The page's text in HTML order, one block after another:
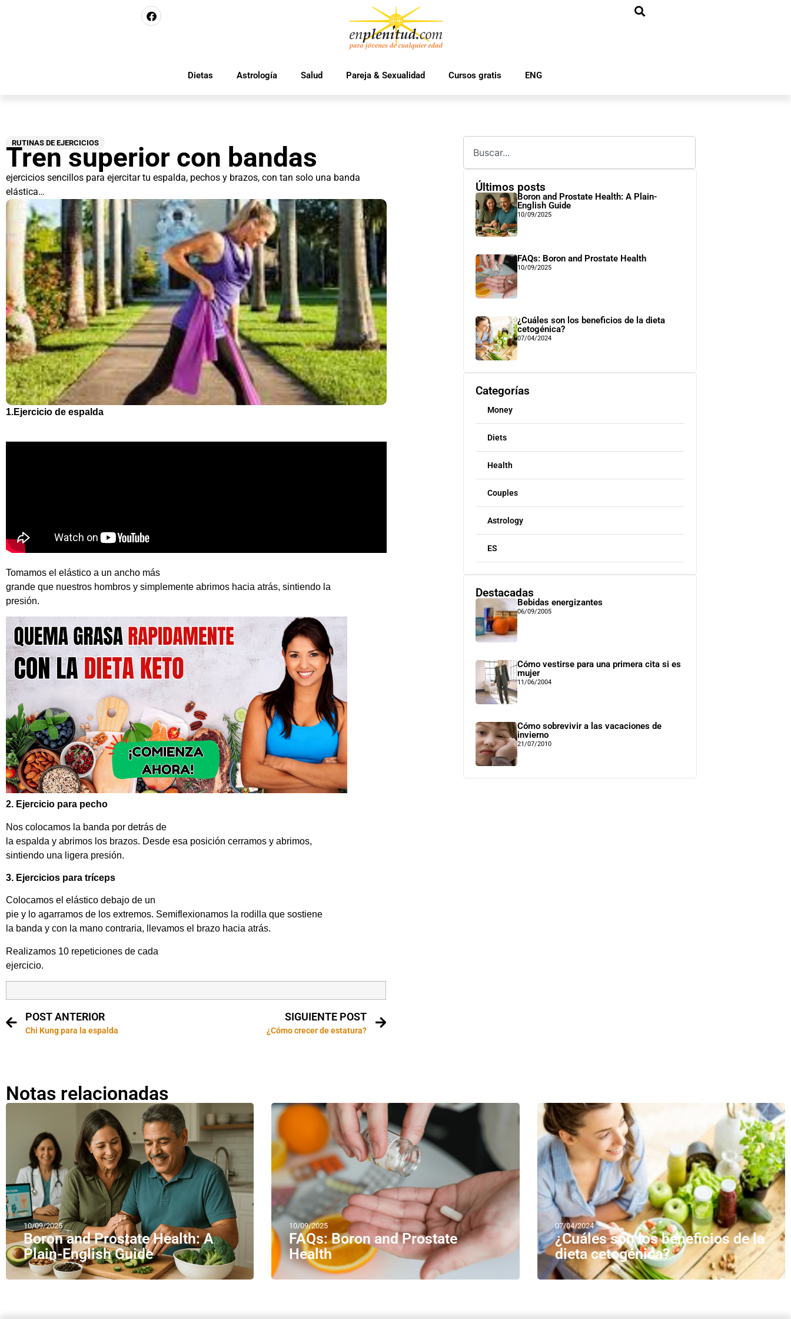
Dietas Astrología Salud Pareja & Sexualidad Cursos gratis ENG
RUTINAS DE EJERCICIOS
Tren superior con bandas
ejercicios sencillos para ejercitar tu espalda, pechos y brazos, con tan solo una banda
elástica…
1.Ejercicio de espalda
Tomamos el elástico a un ancho más
grande que nuestros hombros y simplemente abrimos hacia atrás, sintiendo la
presión.
2. Ejercicio para pecho
Nos colocamos la banda por detrás de
la espalda y abrimos los brazos. Desde esa posición cerramos y abrimos,
sintiendo una ligera presión.
3. Ejercicios para tríceps
Colocamos el elástico debajo de un
pie y lo agarramos de los extremos. Semiflexionamos la rodilla que sostiene
la banda y con la mano contraria, llevamos el brazo hacia atrás.
Realizamos 10 repeticiones de cada
ejercicio.
POST ANTERIOR
Chi Kung para la espalda
SIGUIENTE POST
¿Cómo crecer de estatura?
Últimos posts
Boron and Prostate Health: A Plain-
English Guide
10/09/2025
FAQs: Boron and Prostate Health
10/09/2025
¿Cuáles son los beneficios de la dieta
cetogénica?
07/04/2024
Categorías
Money
Diets
Health
Couples
Astrology
ES
Destacadas
Bebidas energizantes
06/09/2005
Cómo vestirse para una primera cita si es
mujer
11/06/2004
Cómo sobrevivir a las vacaciones de
invierno
21/07/2010
Notas relacionadas
10/09/2025
Boron and Prostate Health: A
Plain-English Guide
10/09/2025
FAQs: Boron and Prostate
Health
07/04/2024
¿Cuáles son los beneficios de la
dieta cetogénica?